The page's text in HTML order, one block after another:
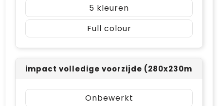
5
Full colour
impact volledige voorzijde (280x230mm)
Onbewerkt